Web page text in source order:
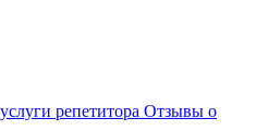
репетитора Отзывы о